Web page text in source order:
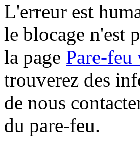
L'erreur est
le blocage n'est
la page Pare-feu
trouverez des
de nous
du pare-feu.